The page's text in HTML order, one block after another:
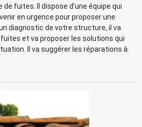
fuites. Il dispose d’une équipe qui
en urgence pour proposer une
diagnostic de votre structure, il va
et va proposer les solutions qui
Il va suggérer les réparations à